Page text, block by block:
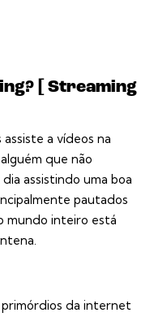
[ Streaming
a vídeos na
que não
assistindo uma boa
pautados
mundo inteiro está
primórdios da internet